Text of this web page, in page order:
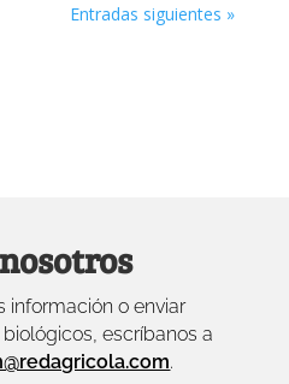
Entradas siguientes »
información o enviar
escríbanos a
.